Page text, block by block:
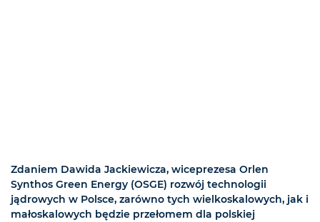
Zdaniem Dawida Jackiewicza, wiceprezesa Orlen
Synthos Green Energy (OSGE) rozwój technologii
jądrowych w Polsce, zarówno tych wielkoskalowych, jak i
małoskalowych będzie przełomem dla polskiej